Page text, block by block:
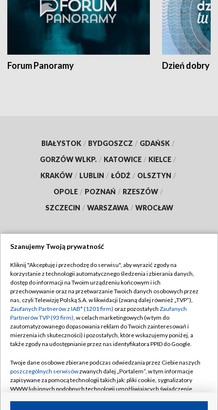
Forum Panoramy Dzień dobry
BIAŁYSTOK / BYDGOSZCZ / GDAŃSK /
GORZÓW WLKP. / KATOWICE / KIELCE /
KRAKÓW / LUBLIN / ŁÓDŹ / OLSZTYN /
OPOLE / POZNAŃ / RZESZÓW /
SZCZECIN / WARSZAWA / WROCŁAW
TVP
Abonament TVP
Emisja w TVP
Centrum informacji TVP
Naziemna Telewizja Cyfrowa
Rada Programowa
System NOS
Informacje o nadawcy
Regulamin TVP
Polityka prywatności
Moje zgody
Pomoc
Kontakt
Kanały
Szanujemy Twoją prywatność
Kliknij "Akceptuję i przechodzę do serwisu", aby wyrazić zgody na
korzystanie z technologii automatycznego śledzenia i zbierania danych,
dostęp do informacji na Twoim urządzeniu końcowym i ich
przechowywanie oraz na przetwarzanie Twoich danych osobowych przez
nas, czyli Telewizję Polską S.A. w likwidacji (zwaną dalej również „TVP”),
Zaufanych Partnerów z IAB* (1201 firm) oraz pozostałych Zaufanych
Partnerów TVP (93 firm), w celach marketingowych (w tym do
zautomatyzowanego dopasowania reklam do Twoich zainteresowań i
mierzenia ich skuteczności) i pozostałych, które wskazujemy poniżej, a
także zgody na udostępnianie przez nas identyfikatora PPID do Google.
Twoje dane osobowe zbierane podczas odwiedzania przez Ciebie naszych
poszczególnych serwisówzwanych dalej „Portalem”, w tym informacje
zapisywane za pomocą technologii takich jak: pliki cookie, sygnalizatory
WWW lub innych podobnych technologii umożliwiających świadczenie